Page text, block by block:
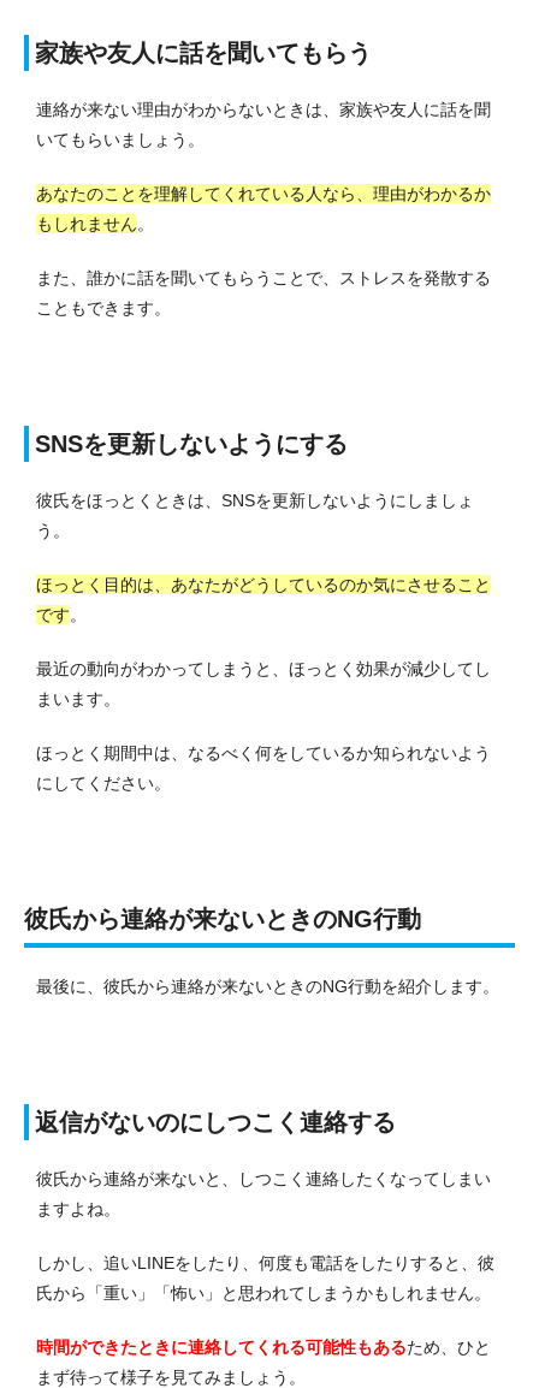
家族や友人に話を聞いてもらう
連絡が来ない理由がわからないときは、家族や友人に話を聞
いてもらいましょう。
あなたのことを理解してくれている人なら、理由がわかるか
もしれません。
また、誰かに話を聞いてもらうことで、ストレスを発散する
こともできます。
SNSを更新しないようにする
彼氏をほっとくときは、SNSを更新しないようにしましょ
う。
ほっとく目的は、あなたがどうしているのか気にさせること
です。
最近の動向がわかってしまうと、ほっとく効果が減少してし
まいます。
ほっとく期間中は、なるべく何をしているか知られないよう
にしてください。
彼氏から連絡が来ないときのNG行動
最後に、彼氏から連絡が来ないときのNG行動を紹介します。
返信がないのにしつこく連絡する
彼氏から連絡が来ないと、しつこく連絡したくなってしまい
ますよね。
しかし、追いLINEをしたり、何度も電話をしたりすると、彼
氏から「重い」「怖い」と思われてしまうかもしれません。
時間ができたときに連絡してくれる可能性もあるため、ひと
まず待って様子を見てみましょう。